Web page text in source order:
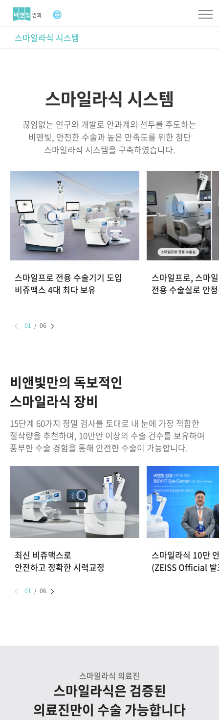
스마일라식 시스템
스마일라식 시스템
끊임없는 연구와 개발로 안과계의 선두를 주도하는
비앤빛, 안전한 수술과 높은 만족도를 위한 첨단
스마일라식 시스템을 구축하였습니다.
스마일프로 전용 수술기기 도입
비쥬맥스 4대 최다 보유
스마일프로, 스마
전용 수술실로 안
01 / 06
비앤빛만의 독보적인
스마일라식 장비
15단계 60가지 정밀 검사를 토대로 내 눈에 가장 적합한
절삭량을 추천하며, 10만안 이상의 수술 건수를 보유하여
풍부한 수술 경험을 통해 안전한 수술이 가능합니다.
최신 비쥬맥스로
안전하고 정확한 시력교정
스마일라식 10만
(ZEISS Official
01 / 06
스마일라식 의료진
스마일라식은 검증된
의료진만이 수술 가능합니다